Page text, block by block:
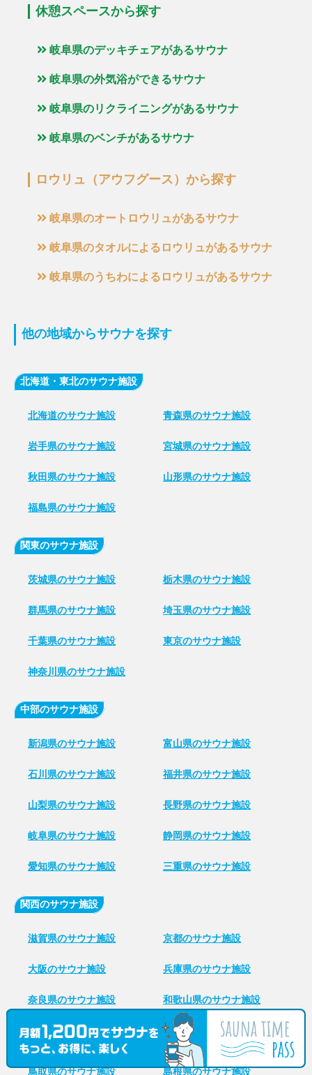
休憩スペースから探す
岐阜県のデッキチェアがあるサウナ
岐阜県の外気浴ができるサウナ
岐阜県のリクライニングがあるサウナ
岐阜県のベンチがあるサウナ
ロウリュ（アウフグース）から探す
岐阜県のオートロウリュがあるサウナ
岐阜県のタオルによるロウリュがあるサウナ
岐阜県のうちわによるロウリュがあるサウナ
他の地域からサウナを探す
北海道・東北のサウナ施設
北海道のサウナ施設 青森県のサウナ施設
岩手県のサウナ施設 宮城県のサウナ施設
秋田県のサウナ施設 山形県のサウナ施設
福島県のサウナ施設
関東のサウナ施設
茨城県のサウナ施設 栃木県のサウナ施設
群馬県のサウナ施設 埼玉県のサウナ施設
千葉県のサウナ施設 東京のサウナ施設
神奈川県のサウナ施設
中部のサウナ施設
新潟県のサウナ施設 富山県のサウナ施設
石川県のサウナ施設 福井県のサウナ施設
山梨県のサウナ施設 長野県のサウナ施設
岐阜県のサウナ施設 静岡県のサウナ施設
愛知県のサウナ施設 三重県のサウナ施設
関西のサウナ施設
滋賀県のサウナ施設 京都のサウナ施設
大阪のサウナ施設 兵庫県のサウナ施設
奈良県のサウナ施設 和歌山県のサウナ施設
中国・四国のサウナ施設
鳥取県のサウナ施設 島根県のサウナ施設